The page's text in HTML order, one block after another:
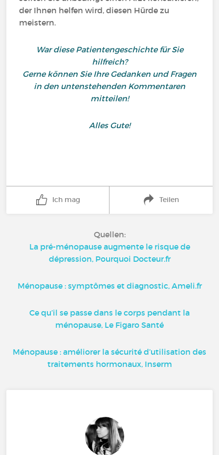
der Ihnen helfen wird, diesen Hürde zu
meistern.
War diese Patientengeschichte für Sie
hilfreich?
Gerne können Sie Ihre Gedanken und Fragen
in den untenstehenden Kommentaren
mitteilen!
Alles Gute!
Ich mag Teilen
Quellen:
La pré-ménopause augmente le risque de
dépression, Pourquoi Docteur.fr
Ménopause : symptômes et diagnostic, Ameli.fr
Ce qu’il se passe dans le corps pendant la
ménopause, Le Figaro Santé
Ménopause : améliorer la sécurité d’utilisation des
traitements hormonaux, Inserm